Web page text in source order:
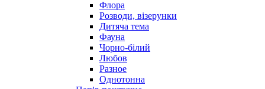
Флора
Розводи, візерунки
Дитяча тема
Фауна
Чорно-білий
Любов
Разное
Однотонна